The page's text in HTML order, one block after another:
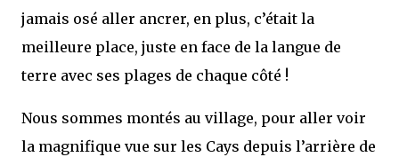
jamais osé aller ancrer, en plus, c’était la
meilleure place, juste en face de la langue de
terre avec ses plages de chaque côté !
Nous sommes montés au village, pour aller voir
la magnifique vue sur les Cays depuis l’arrière de